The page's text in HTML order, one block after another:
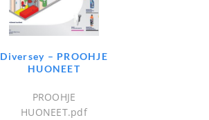
Diversey – PROOHJE
HUONEET
PROOHJE
HUONEET.pdf